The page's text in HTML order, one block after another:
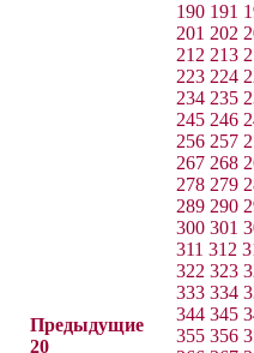
Предыдущие
20
190 191
201 202
212 213
223 224
234 235
245 246
256 257
267 268
278 279
289 290
300 301
311 312
322 323
333 334
344 345
355 356